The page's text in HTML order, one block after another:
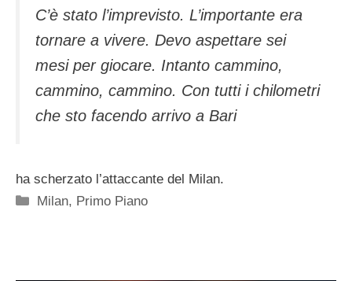
C’è stato l’imprevisto. L’importante era
tornare a vivere. Devo aspettare sei
mesi per giocare. Intanto cammino,
cammino, cammino. Con tutti i chilometri
che sto facendo arrivo a Bari
ha scherzato l’attaccante del Milan.
Categorie
Milan, Primo Piano